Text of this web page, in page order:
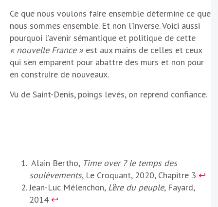
Ce que nous voulons faire ensemble détermine ce que
nous sommes ensemble. Et non l’inverse. Voici aussi
pourquoi l’avenir sémantique et politique de cette
« nouvelle France » est aux mains de celles et ceux
qui s’en emparent pour abattre des murs et non pour
en construire de nouveaux.
Vu de Saint-Denis, poings levés, on reprend confiance.
Alain Bertho, Time over ? le temps des
soulèvements, Le Croquant, 2020, Chapitre 3 ↩︎
Jean-Luc Mélenchon, L’ère du peuple, Fayard,
2014 ↩︎